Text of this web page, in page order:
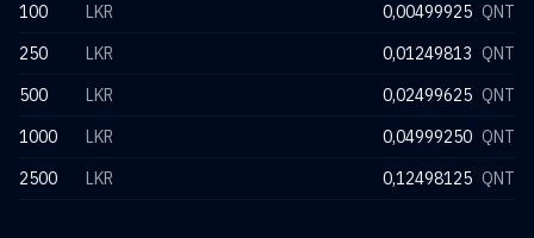
100
LKR 0,00499925 QNT
250
LKR 0,01249813 QNT
500
LKR 0,02499625 QNT
1000
LKR 0,04999250 QNT
2500
LKR 0,12498125 QNT